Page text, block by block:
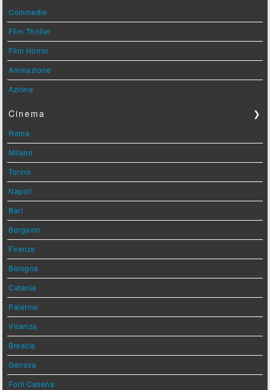
Commedie
Film Thriller
Film Horror
Animazione
Azione
Cinema ❯
Roma
Milano
Torino
Napoli
Bari
Bergamo
Firenze
Bologna
Catania
Palermo
Vicenza
Brescia
Genova
Forlì Cesena